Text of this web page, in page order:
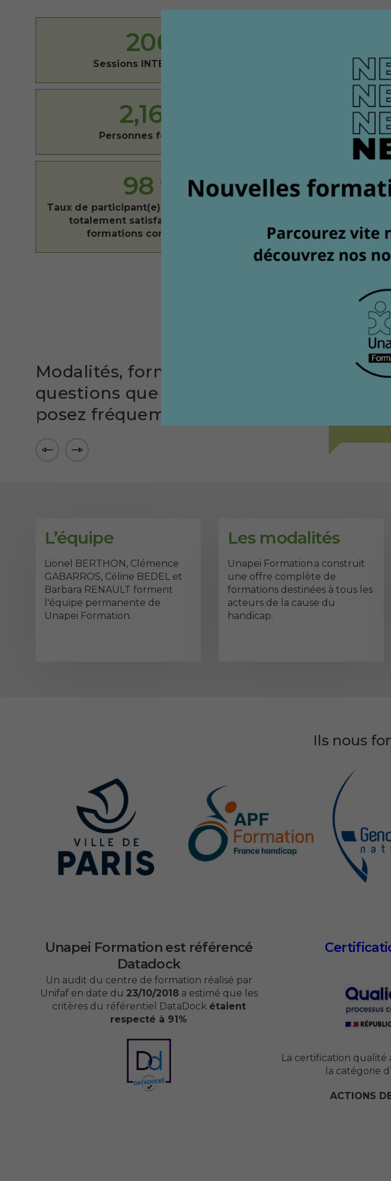
206
Sessions INTER/INTRA Jours
2,166
Personnes formées
98 %
Taux de participant(e)s globalement ou
totalement satisfait(e)s (toutes
formations confondues)
Modalités, formateurs… les
questions que vous vous
posez fréquemment
14. La présence des personnes en
obligatoire pour une formation «
Ecrire en Facile à Lire et à
Comprendre » ?
12. Peut-
L’équipe
Lionel BERTHON, Clémence
GABARROS, Céline BEDEL et
Barbara RENAULT forment
l'équipe permanente de
Unapei Formation.
Les modalités
Unapei Formation a construit
une offre complète de
formations destinées à tous les
acteurs de la cause du
handicap.
Ils nous
Unapei Formation est référencé
Datadock
Un audit du centre de formation réalisé par
Unifaf en date du 23/10/2018a estimé que les
critères du référentiel DataDock étaient
respecté à 91%
La certification
la catégorie
ACTIONS